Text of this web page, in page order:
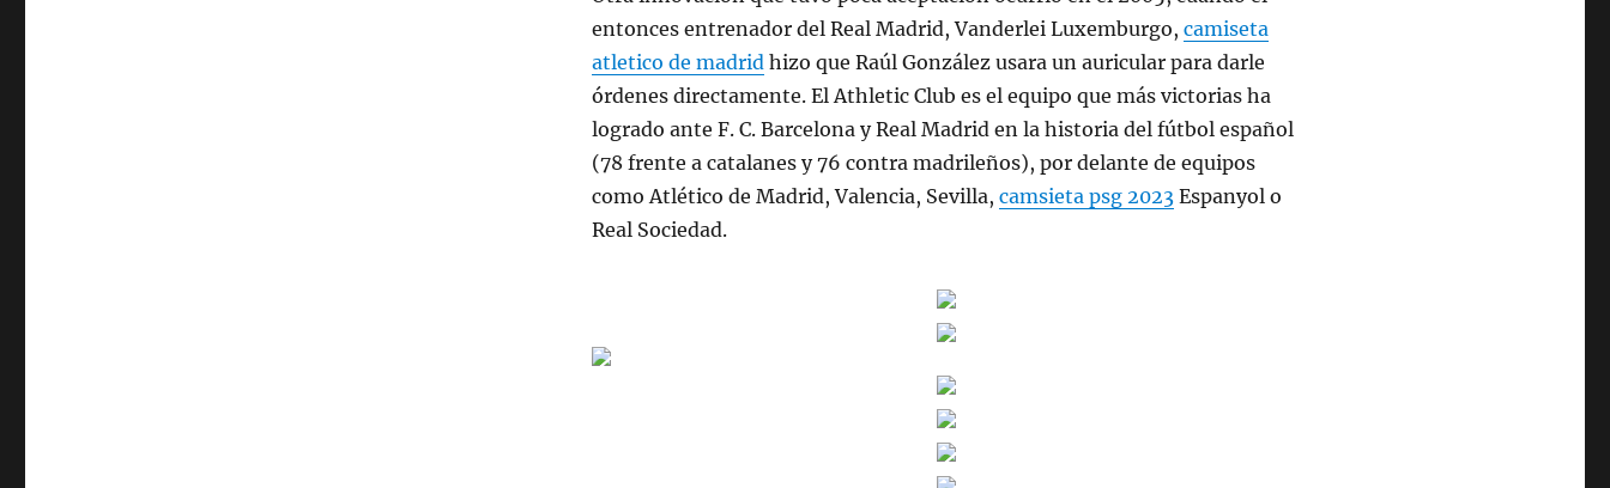
entonces entrenador del Real Madrid, Vanderlei Luxemburgo,camiseta
atletico de madrid hizo que Raúl González usara un auricular para darle
órdenes directamente. El Athletic Club es el equipo que más victorias ha
logrado ante F. C. Barcelona y Real Madrid en la historia del fútbol español
(78 frente a catalanes y 76 contra madrileños), por delante de equipos
como Atlético de Madrid, Valencia, Sevilla,camsieta psg 2023 Espanyol o
Real Sociedad.